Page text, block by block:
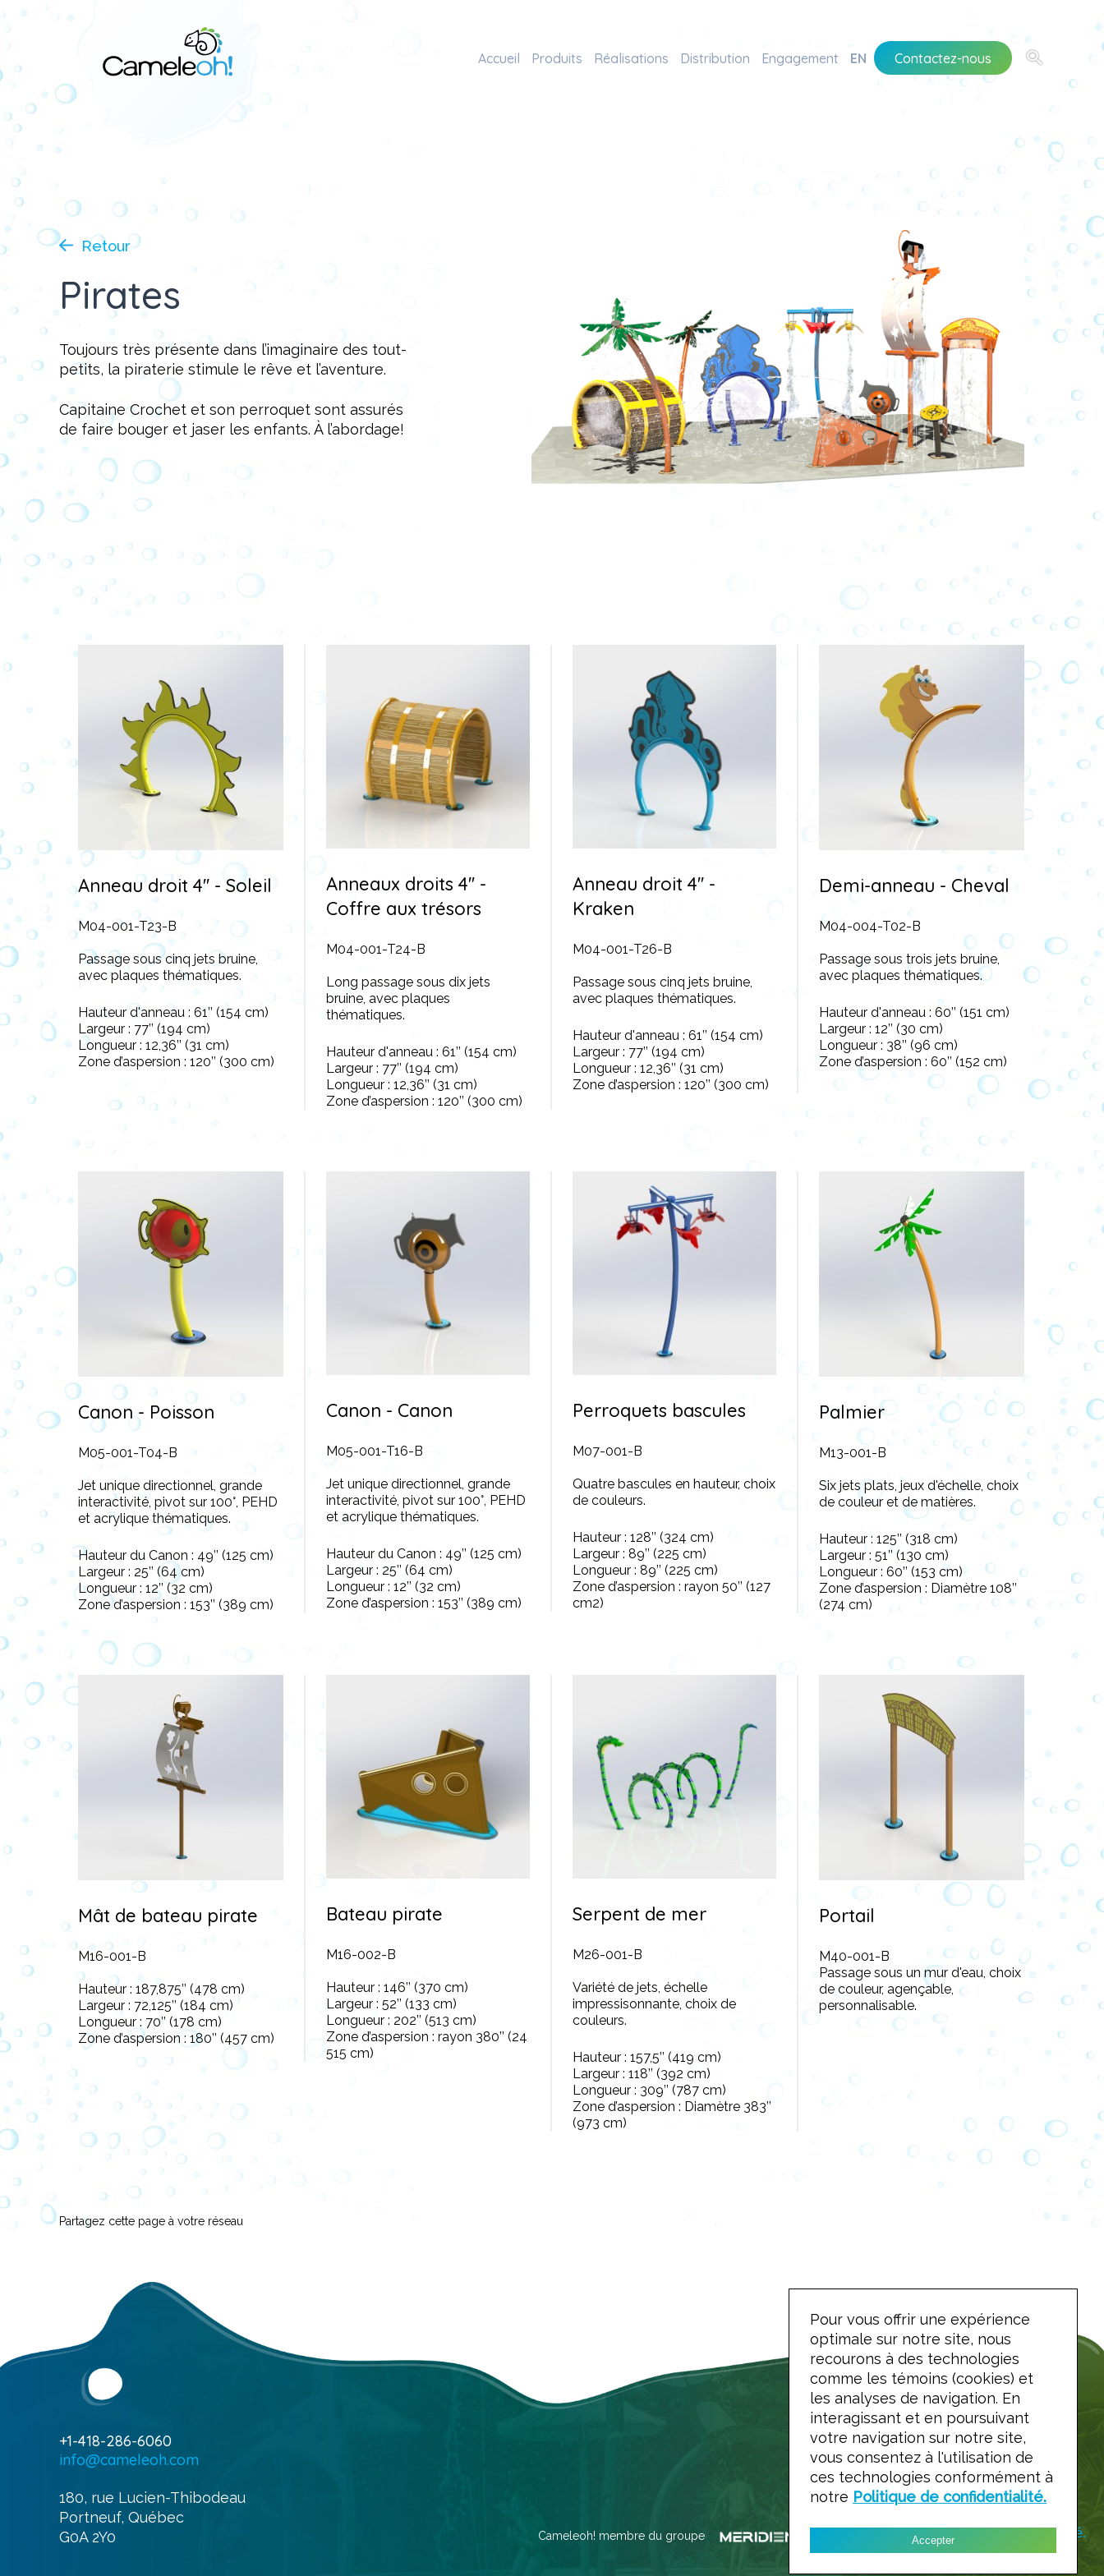
Accueil Produits Réalisations Distribution Engagement EN Contactez-nous
Retour
Pirates
Toujours très présente dans l’imaginaire des tout-
petits, la piraterie stimule le rêve et l’aventure.
Capitaine Crochet et son perroquet sont assurés
de faire bouger et jaser les enfants. À l’abordage!
Anneau droit 4'' - Soleil
M04-001-T23-B
Passage sous cinq jets bruine,
avec plaques thématiques.
Hauteur d'anneau : 61’’ (154 cm)
Largeur : 77’’ (194 cm)
Longueur : 12,36’’ (31 cm)
Zone d’aspersion : 120’’ (300 cm)
Anneaux droits 4'' -
Coffre aux trésors
M04-001-T24-B
Long passage sous dix jets
bruine, avec plaques
thématiques.
Hauteur d'anneau : 61’’ (154 cm)
Largeur : 77’’ (194 cm)
Longueur : 12,36’’ (31 cm)
Zone d’aspersion : 120’’ (300 cm)
Anneau droit 4'' -
Kraken
M04-001-T26-B
Passage sous cinq jets bruine,
avec plaques thématiques.
Hauteur d'anneau : 61’’ (154 cm)
Largeur : 77’’ (194 cm)
Longueur : 12,36’’ (31 cm)
Zone d’aspersion : 120’’ (300 cm)
Demi-anneau - Cheval
M04-004-T02-B
Passage sous trois jets bruine,
avec plaques thématiques.
Hauteur d'anneau : 60’’ (151 cm)
Largeur : 12’’ (30 cm)
Longueur : 38’’ (96 cm)
Zone d’aspersion : 60’’ (152 cm)
Canon - Poisson
M05-001-T04-B
Jet unique directionnel, grande
interactivité, pivot sur 100°, PEHD
et acrylique thématiques.
Hauteur du Canon : 49’’ (125 cm)
Largeur : 25’’ (64 cm)
Longueur : 12’’ (32 cm)
Zone d’aspersion : 153’’ (389 cm)
Canon - Canon
M05-001-T16-B
Jet unique directionnel, grande
interactivité, pivot sur 100°, PEHD
et acrylique thématiques.
Hauteur du Canon : 49’’ (125 cm)
Largeur : 25’’ (64 cm)
Longueur : 12’’ (32 cm)
Zone d’aspersion : 153’’ (389 cm)
Perroquets bascules
M07-001-B
Quatre bascules en hauteur, choix
de couleurs.
Hauteur : 128’’ (324 cm)
Largeur : 89’’ (225 cm)
Longueur : 89’’ (225 cm)
Zone d’aspersion : rayon 50’’ (127
cm2)
Palmier
M13-001-B
Six jets plats, jeux d'échelle, choix
de couleur et de matières.
Hauteur : 125’’ (318 cm)
Largeur : 51’’ (130 cm)
Longueur : 60’’ (153 cm)
Zone d’aspersion : Diamètre 108’’
(274 cm)
Mât de bateau pirate
M16-001-B
Hauteur : 187,875’’ (478 cm)
Largeur : 72,125’’ (184 cm)
Longueur : 70’’ (178 cm)
Zone d’aspersion : 180’’ (457 cm)
Bateau pirate
M16-002-B
Hauteur : 146’’ (370 cm)
Largeur : 52’’ (133 cm)
Longueur : 202’’ (513 cm)
Zone d’aspersion : rayon 380’’ (24
515 cm)
Serpent de mer
M26-001-B
Variété de jets, échelle
impressisonnante, choix de
couleurs.
Hauteur : 157,5’’ (419 cm)
Largeur : 118’’ (392 cm)
Longueur : 309’’ (787 cm)
Zone d’aspersion : Diamètre 383’’
(973 cm)
Portail
M40-001-B
Passage sous un mur d'eau, choix
de couleur, agençable,
personnalisable.
Partagez cette page à votre réseau
+1-418-286-6060
info@cameleoh.com
180, rue Lucien-Thibodeau
Portneuf, Québec
G0A 2Y0
Cameleoh! membre du groupe Politique de confidentialité.
Pour vous offrir une expérience
optimale sur notre site, nous
recourons à des technologies
comme les témoins (cookies) et
les analyses de navigation. En
interagissant et en poursuivant
votre navigation sur notre site,
vous consentez à l'utilisation de
ces technologies conformément à
notre Politique de confidentialité.
Accepter